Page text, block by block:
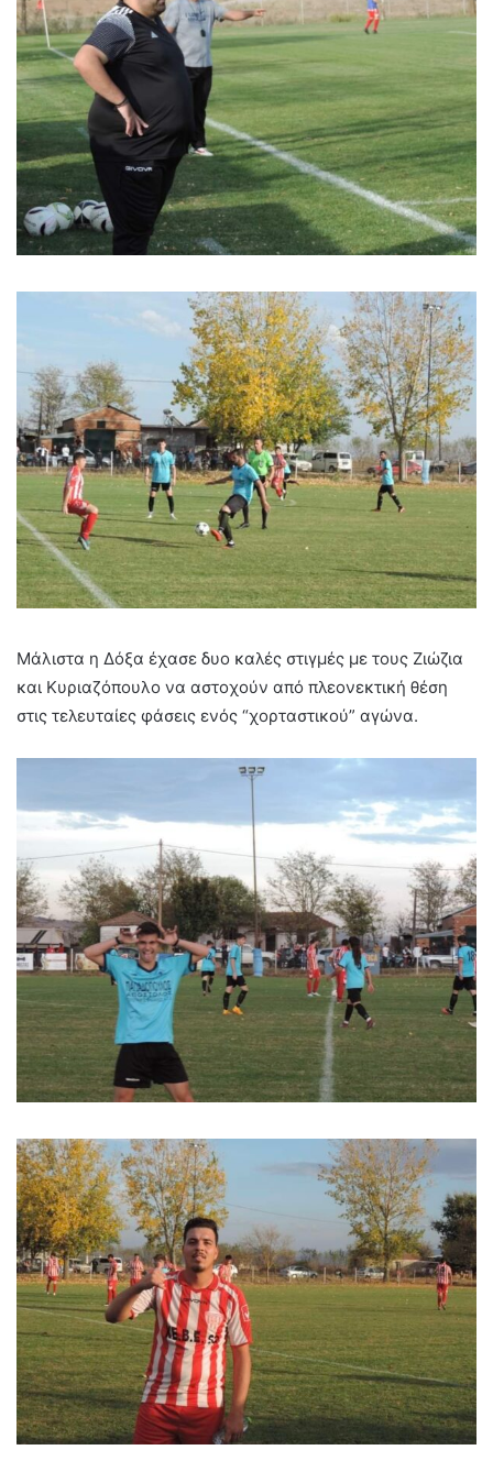
Μάλιστα η Δόξα έχασε δυο καλές στιγμές με τους Ζιώζια
και Κυριαζόπουλο να αστοχούν από πλεονεκτική θέση
στις τελευταίες φάσεις ενός “χορταστικού” αγώνα.